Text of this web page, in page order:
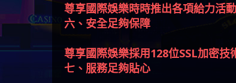
尊享國際娛樂時時推出各項給力活
六、安全足夠保障
尊享國際娛樂採用128位SSL加密
七、服務足夠貼心